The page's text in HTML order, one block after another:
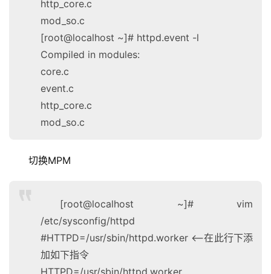
http_core.c
mod_so.c
[root@localhost ~]# httpd.event -l
Compiled in modules:
core.c
event.c
http_core.c
mod_so.c
切换MPM
[root@localhost ~]# vim
/etc/sysconfig/httpd
#HTTPD=/usr/sbin/httpd.worker <–在此行下添
加如下指令
HTTPD=/usr/sbin/httpd.worker